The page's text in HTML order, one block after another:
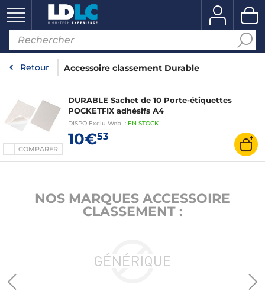
Retour Accessoire classement Durable
COMPARER
DURABLE Sachet de 10 Porte-étiquettes
POCKETFIX adhésifs A4
DISPO Exclu Web : EN STOCK
10€53
NOS MARQUES ACCESSOIRE
CLASSEMENT :